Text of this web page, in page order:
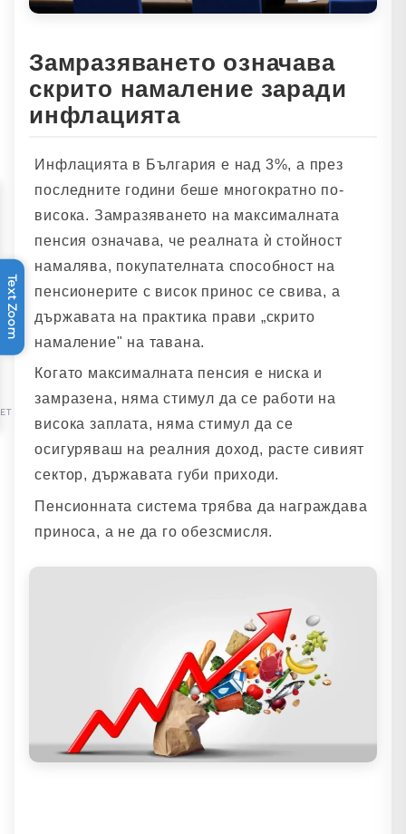
Text Zoom
Замразяването означава
скрито намаление заради
инфлацията
Инфлацията в България е над 3%, а през
последните години беше многократно по-
висока. Замразяването на максималната
пенсия означава, че реалната ѝ стойност
намалява, покупателната способност на
пенсионерите с висок принос се свива, а
държавата на практика прави „скрито
намаление" на тавана.
Когато максималната пенсия е ниска и
замразена, няма стимул да се работи на
висока заплата, няма стимул да се
осигуряваш на реалния доход, расте сивият
сектор, държавата губи приходи.
Пенсионната система трябва да награждава
приноса, а не да го обезсмисля.